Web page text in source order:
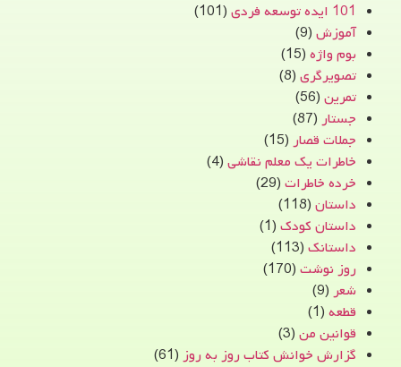
101 ایده توسعه فردی
(101)
آموزش (9)
بوم واژه (15)
تصویرگری (8)
تمرین (56)
جستار (87)
جملات قصار (15)
خاطرات یک معلم نقاشی (4)
خرده خاطرات (29)
داستان (118)
داستان کودک (1)
داستانک (113)
روز نوشت (170)
شعر (9)
قطعه (1)
قوانین من (3)
گزارش خوانش کتاب روز به روز (61)